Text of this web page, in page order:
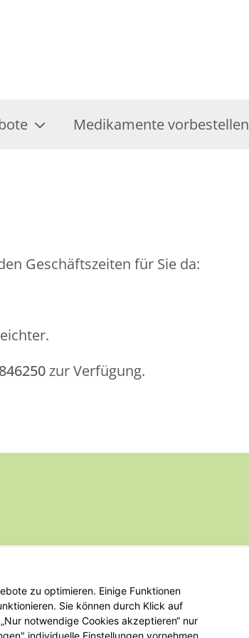
Medikamente vorbestellen
Geschäftszeiten für Sie da:
zur Verfügung.
zu optimieren. Einige Funktionen
Sie können durch Klick auf
notwendige Cookies akzeptieren“ nur
individuelle Einstellungen vornehmen.